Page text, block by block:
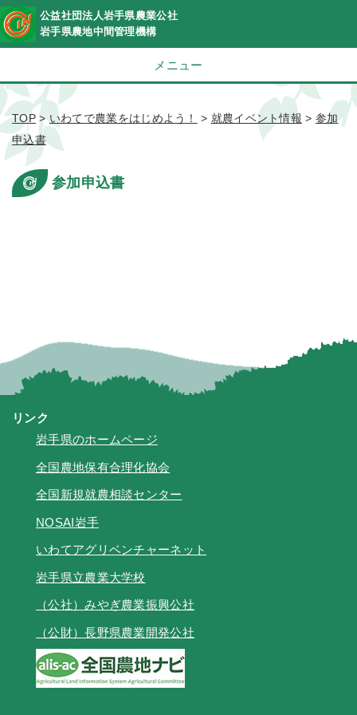
公益社団法人岩手県農業公社
岩手県農地中間管理機構
メニュー
TOP>いわてで農業をはじめよう！ > 就農イベント情報 > 参加
申込書
参加申込書
リンク
岩手県のホームページ
全国農地保有合理化協会
全国新規就農相談センター
NOSAI岩手
いわてアグリベンチャーネット
岩手県立農業大学校
（公社）みやぎ農業振興公社
（公財）長野県農業開発公社